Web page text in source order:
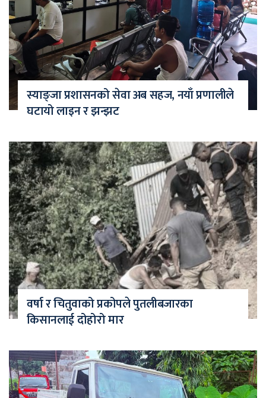
स्याङ्जा प्रशासनको सेवा अब सहज, नयाँ प्रणालीले
घटायो लाइन र झन्झट
वर्षा र चितुवाको प्रकोपले पुतलीबजारका
किसानलाई दोहोरो मार